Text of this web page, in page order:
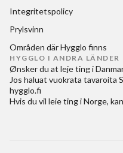
Integritetspolicy
Prylsvinn
Områden där Hygglo finns
HYGGLO I ANDRA LÄNDER
Ønsker du at leje ting i
Jos haluat vuokrata tavaroita
hygglo.fi
Hvis du vil leie ting i Norge,